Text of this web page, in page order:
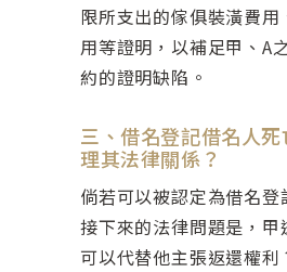
限所支出的傢俱裝潢費用
用等證明，以補足甲、A
約的證明缺陷。
三、借名登記借名人
理其法律關係？
倘若可以被認定為借名登
接下來的法律問題是，甲
可以代替他主張返還權利